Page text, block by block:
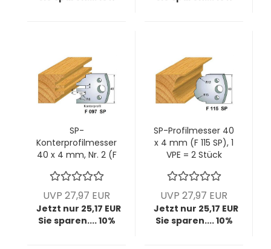
SP-
Konterprofilmesser
40 x 4 mm, Nr. 2 (F
Stück
UVP 27,97 EUR
Jetzt nur 25,17 EUR
Sie sparen.... 10%
SP-Profilmesser 40
x 4 mm (F 115 SP), 1
VPE = 2 Stück
UVP 27,97 EUR
Jetzt nur 25,17 EUR
Sie sparen.... 10%